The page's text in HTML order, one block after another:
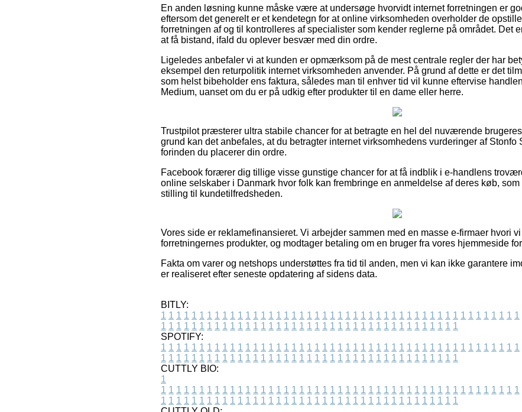
En anden løsning kunne måske være at undersøge hvorvidt internet forretningen er
eftersom det generelt er et kendetegn for at online virksomheden overholder de
forretningen af og til kontrolleres af specialister som kender reglerne på området. Det
at få bistand, ifald du oplever besvær med din ordre.
Ligeledes anbefaler vi at kunden er opmærksom på de mest centrale regler der har
eksempel den returpolitik internet virksomheden anvender. På grund af dette er det
som helst bibeholder ens faktura, således man til enhver tid vil kunne eftervise
Medium, uanset om du er på udkig efter produkter til en dame eller herre.
Trustpilot præsterer ultra stabile chancer for at betragte en hel del nuværende
grund kan det anbefales, at du betragter internet virksomhedens vurderinger af Stonfo
forinden du placerer din ordre.
Facebook forærer dig tillige visse gunstige chancer for at få indblik i e-handlens
online selskaber i Danmark hvor folk kan frembringe en anmeldelse af deres køb,
stilling til kundetilfredsheden.
Vores side er reklamefinansieret. Vi arbejder sammen med en masse e-firmaer hvori
forretningernes produkter, og modtager betaling om en bruger fra vores hjemmeside
Fakta om varer og netshops understøttes fra tid til anden, men vi kan ikke garantere
er realiseret efter seneste opdatering af sidens data.
BITLY:
1 1 1 1 1 1 1 1 1 1 1 1 1 1 1 1 1 1 1 1 1 1 1 1 1 1 1 1 1 1 1 1 1 1 1 1 1 1 1 1 1 1 1 1 1 1 1
1 1 1 1 1 1 1 1 1 1 1 1 1 1 1 1 1 1 1 1 1 1 1 1 1 1 1 1 1 1 1 1 1 1 1 1 1 1 1
SPOTIFY:
1 1 1 1 1 1 1 1 1 1 1 1 1 1 1 1 1 1 1 1 1 1 1 1 1 1 1 1 1 1 1 1 1 1 1 1 1 1 1 1 1 1 1 1 1 1 1
1 1 1 1 1 1 1 1 1 1 1 1 1 1 1 1 1 1 1 1 1 1 1 1 1 1 1 1 1 1 1 1 1 1 1 1 1 1 1
CUTTLY BIO:
1
1 1 1 1 1 1 1 1 1 1 1 1 1 1 1 1 1 1 1 1 1 1 1 1 1 1 1 1 1 1 1 1 1 1 1 1 1 1 1 1 1 1 1 1 1 1 1
1 1 1 1 1 1 1 1 1 1 1 1 1 1 1 1 1 1 1 1 1 1 1 1 1 1 1 1 1 1 1 1 1 1 1 1 1 1 1